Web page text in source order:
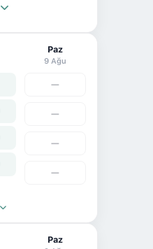
Paz
9 Ağu
—
—
—
—
Paz